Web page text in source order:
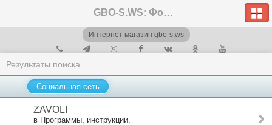
GBO-S.WS: Форум
Интернет магазин gbo-s.ws
Результаты поиска
Социальная сеть
ZAVOLI
в Программы, инструкции.